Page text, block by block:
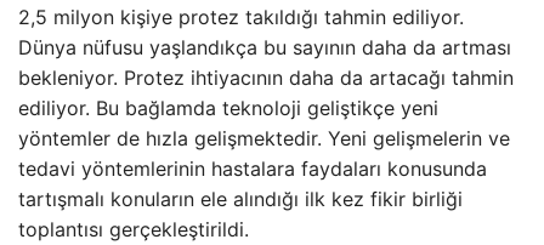
2,5 milyon kişiye protez takıldığı tahmin ediliyor.
Dünya nüfusu yaşlandıkça bu sayının daha da artması
bekleniyor. Protez ihtiyacının daha da artacağı tahmin
ediliyor. Bu bağlamda teknoloji geliştikçe yeni
yöntemler de hızla gelişmektedir. Yeni gelişmelerin ve
tedavi yöntemlerinin hastalara faydaları konusunda
tartışmalı konuların ele alındığı ilk kez fikir birliği
toplantısı gerçekleştirildi.